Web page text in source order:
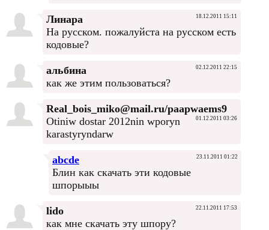
Линара 18.12.2011 15:11
На русском. пожалуйста на русском есть
кодовые?
альбина 02.12.2011 22:15
как же этим пользоваться?
Real_bois_miko@mail.ru/paapwaems9
01.12.2011 03:26
Otiniw dostar 2012nin wporyn
karastyryndarw
abcde 23.11.2011 01:22
Блин как скачать эти кодовые
шпорыыы
lido 22.11.2011 17:53
как мне скачать эту шпору?